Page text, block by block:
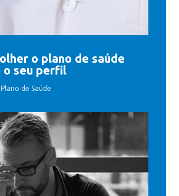
o plano de saúde
o seu perfil
Plano de Saúde